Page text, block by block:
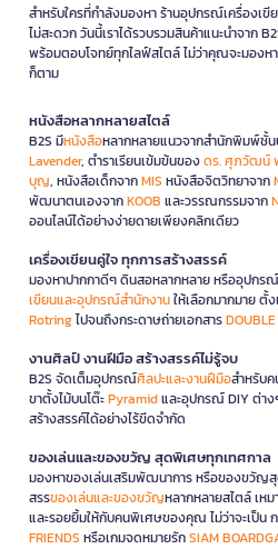
สำหรับใครที่กำลังมองหา ร้านอุปกรณ์เครื่องเขี
ไม่สะดวก วันนี้เราได้รวบรวมสินค้าแนะนำจาก
พร้อมตอบโจทย์ทุกไลฟ์สไตล์ ไม่ว่าคุณจะมองห
ก็ตาม
หนังสือหลากหลายสไตล์
B2S มีหนังสือหลากหลายแนวจากสำนักพิมพ์ชั้น
Lavender, ตำราเรียนเข้มข้นของดร. ศุภวัฒน์
บุญ, หนังสือเด็กจากMIS หนังสือจิตวิทยาจาก
พัฒนาตนเองจากKOOB และวรรณกรรมจาก
ออนไลน์ได้อย่างง่ายดายเพียงคลิกเดียว
เครื่องเขียนคู่ใจ ทุกการสร้างสรรค์
มองหาปากกาดีๆ ดินสอหลากหลาย หรืออุปกร
เขียนและอุปกรณ์สำนักงานให้เลือกมากมาย ตั้
Rotringไปจนถึงกระดาษถ่ายเอกสาร
งานศิลป์ งานฝีมือ สร้างสรรค์ไม่รู้จบ
B2S จัดเต็มอุปกรณ์ศิลปะและงานฝีมือสำหรับ
ขาตั้งไม้บนโต๊ะPyramidและอุปกรณ์ DIY ต่าง
สร้างสรรค์ได้อย่างไร้ขีดจำกัด
ของเล่นและของขวัญ สุดพิเศษทุกเทศกาล
มองหาของเล่นเสริมพัฒนาการ หรือของขวัญสุ
สรรของเล่นและของขวัญหลากหลายสไตล์ เห
และรอยยิ้มให้กับคนพิเศษของคุณ ไม่ว่าจะเป็น
FRIENDS หรือเกมจดหมายรักSIAM